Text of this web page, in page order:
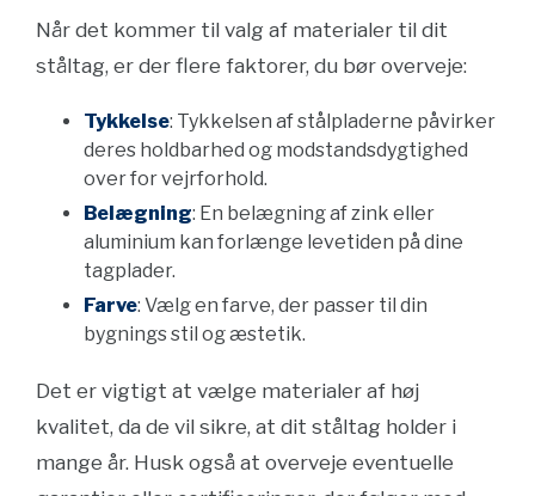
Når det kommer til valg af materialer til dit
ståltag, er der flere faktorer, du bør overveje:
Tykkelse: Tykkelsen af stålpladerne påvirker
deres holdbarhed og modstandsdygtighed
over for vejrforhold.
Belægning: En belægning af zink eller
aluminium kan forlænge levetiden på dine
tagplader.
Farve: Vælg en farve, der passer til din
bygnings stil og æstetik.
Det er vigtigt at vælge materialer af høj
kvalitet, da de vil sikre, at dit ståltag holder i
mange år. Husk også at overveje eventuelle